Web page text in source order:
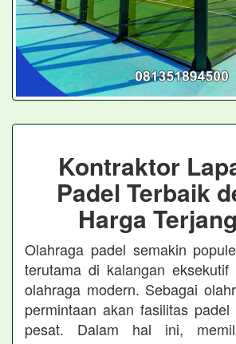
Kontraktor
Padel Terbaik
Harga
Olahraga padel semakin
terutama di kalangan eksekutif
olahraga modern. Sebagai
permintaan akan fasilitas
pesat. Dalam hal ini,